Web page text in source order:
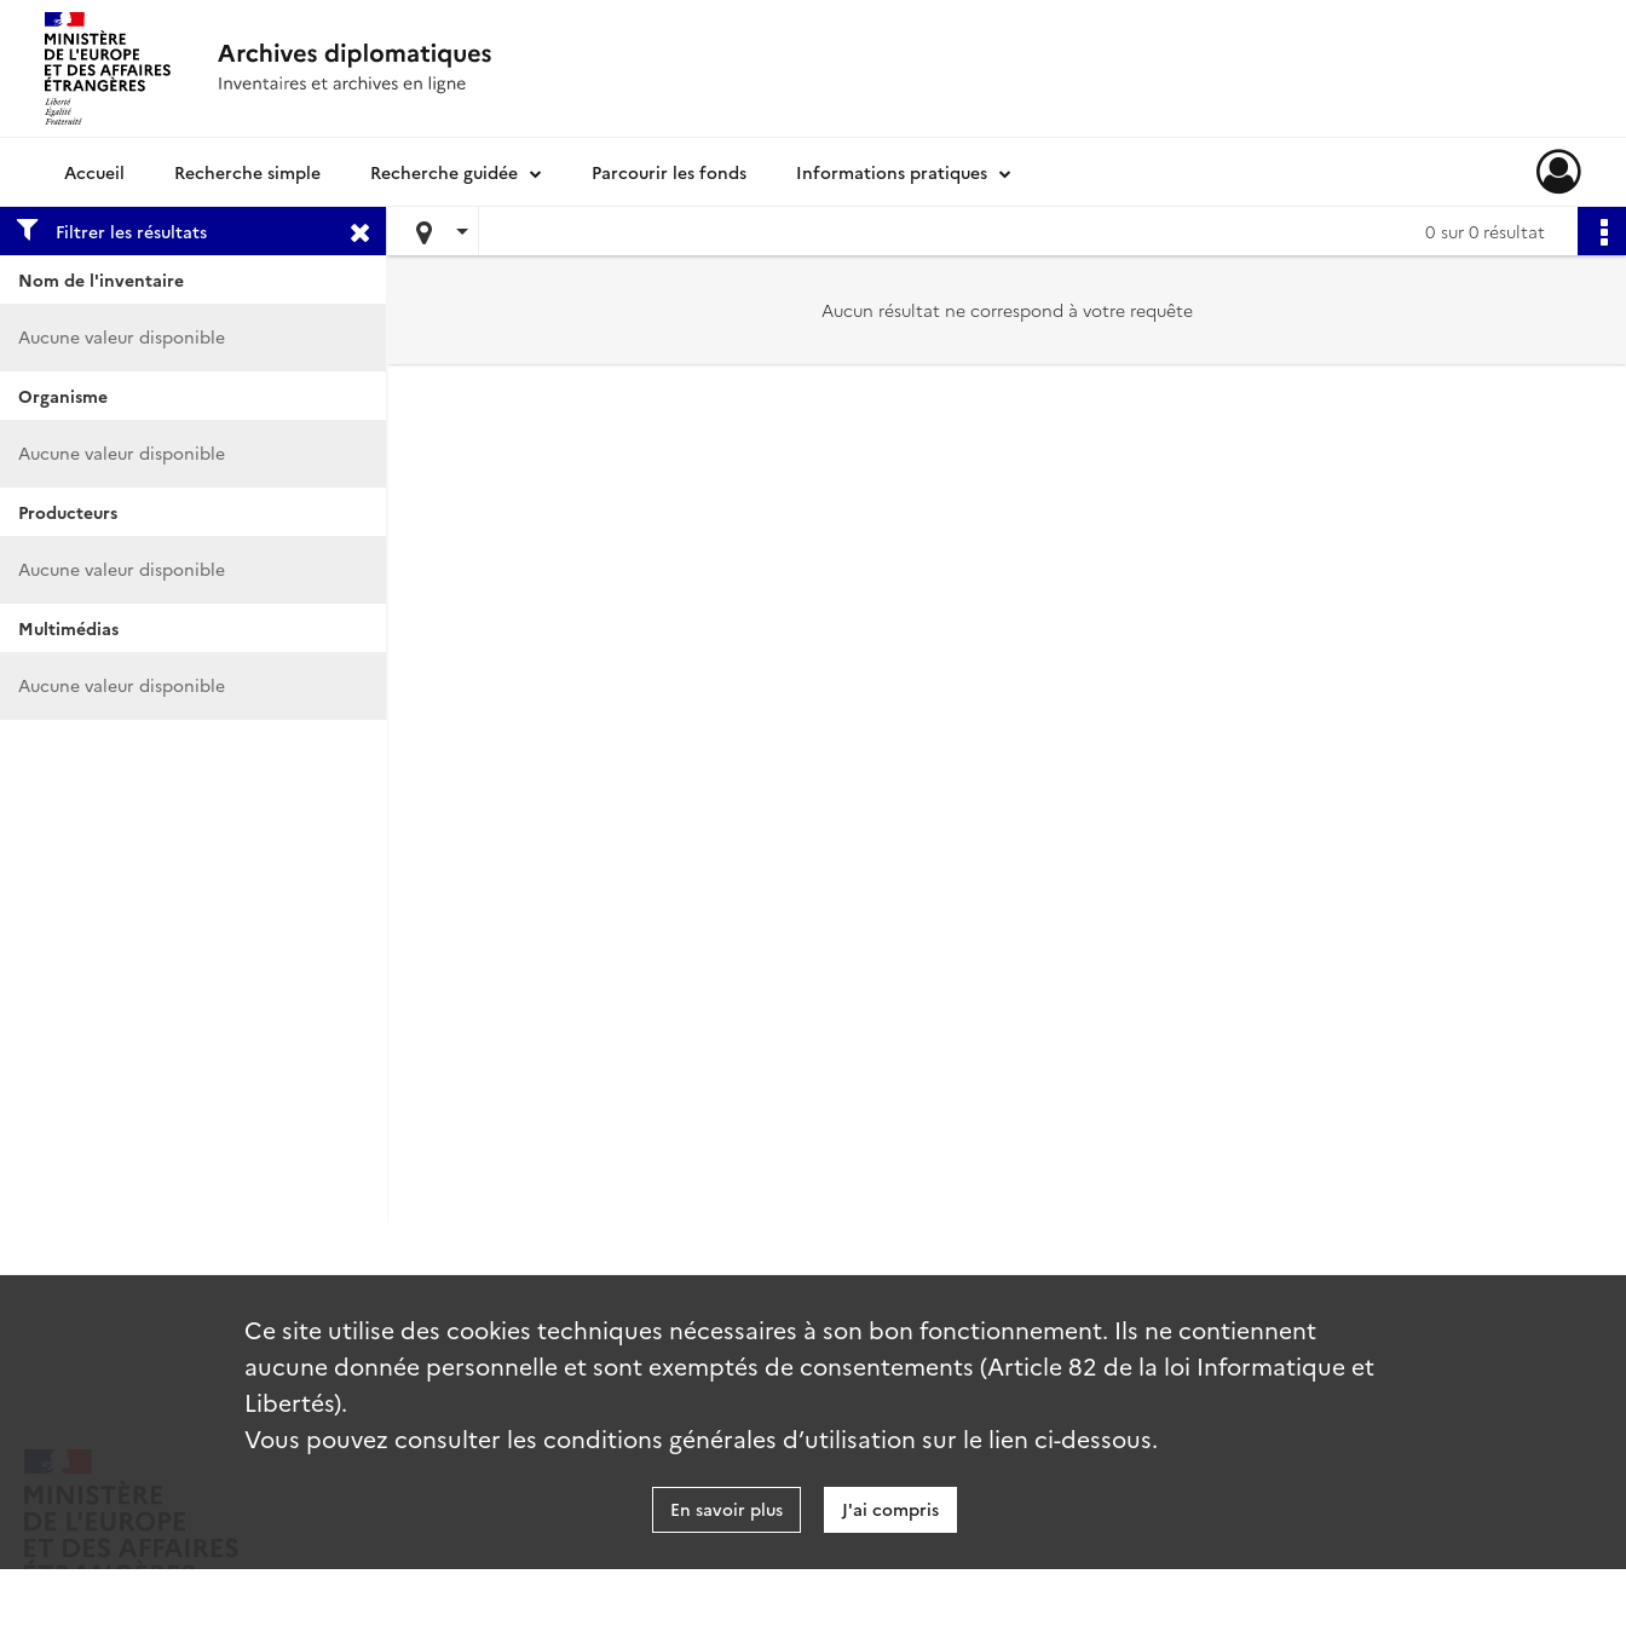
Archives diplomatiquesRecherche simple Recherche guidée Parcourir les fonds Informations pratiques
Filtrer les résultats
Nom de l'inventaire
Aucune valeur disponible
Organisme
Aucune valeur disponible
Producteurs
Aucune valeur disponible
Multimédias
Aucune valeur disponible
0 sur 0 résultat
Aucun résultat ne correspond à votre requête
Ce site utilise des cookies techniques nécessaires à son bon fonctionnement. Ils ne contiennent
aucune donnée personnelle et sont exemptés de consentements (Article 82 de la loi Informatique et
Libertés).
Vous pouvez consulter les conditions générales d’utilisation sur le lien ci-dessous.
En savoir plus J'ai compris